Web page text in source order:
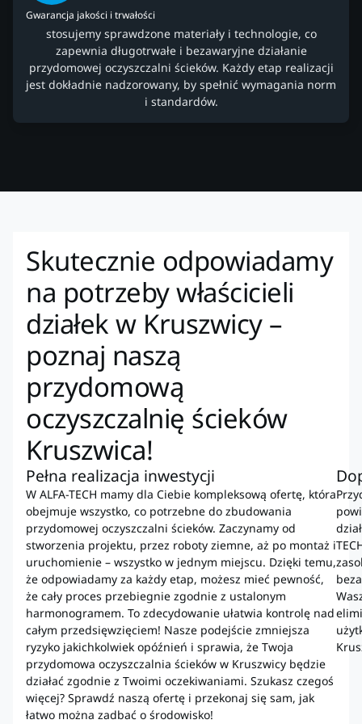
Gwarancja jakości i trwałości
stosujemy sprawdzone materiały i technologie, co
zapewnia długotrwałe i bezawaryjne działanie
przydomowej oczyszczalni ścieków. Każdy etap realizacji
jest dokładnie nadzorowany, by spełnić wymagania norm
i standardów.
Skutecznie odpowiadamy
na potrzeby właścicieli
działek w Kruszwicy –
poznaj naszą
przydomową
oczyszczalnię ścieków
Kruszwica!
Pełna realizacja inwestycji
W ALFA-TECH mamy dla Ciebie kompleksową ofertę, która
obejmuje wszystko, co potrzebne do zbudowania
przydomowej oczyszczalni ścieków. Zaczynamy od
stworzenia projektu, przez roboty ziemne, aż po montaż i
uruchomienie – wszystko w jednym miejscu. Dzięki temu,
że odpowiadamy za każdy etap, możesz mieć pewność,
że cały proces przebiegnie zgodnie z ustalonym
harmonogramem. To zdecydowanie ułatwia kontrolę nad
całym przedsięwzięciem! Nasze podejście zmniejsza
ryzyko jakichkolwiek opóźnień i sprawia, że Twoja
przydomowa oczyszczalnia ścieków w Kruszwicy będzie
działać zgodnie z Twoimi oczekiwaniami. Szukasz czegoś
więcej? Sprawdź naszą ofertę i przekonaj się sam, jak
łatwo można zadbać o środowisko!